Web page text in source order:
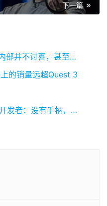
下一篇
彭博社：元宇宙概念在苹果内部并不讨喜，甚至被列为“禁区”
的销量远超Quest 3
Vision Pro 似乎并未吸引到开发者：没有手柄，抽成太高，选择观望……